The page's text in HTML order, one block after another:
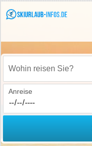
Wohin reisen Sie?
Anreise